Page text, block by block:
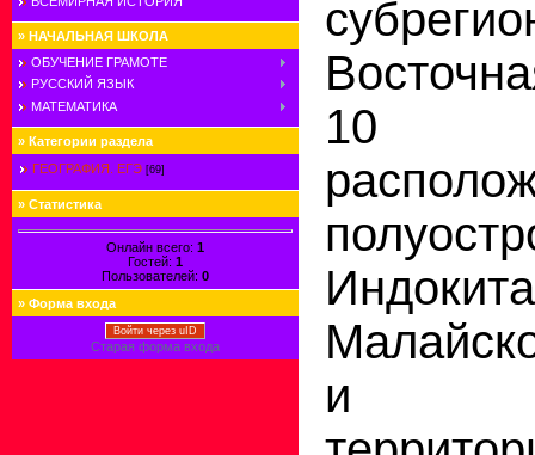
» НАЧАЛЬНАЯ ШКОЛА
ОБУЧЕНИЕ ГРАМОТЕ
РУССКИЙ ЯЗЫК
МАТЕМАТИКА
» Категории раздела
ГЕОГРАФИЯ. ЕГЭ [69]
» Статистика
Онлайн всего: 1
Гостей: 1
Пользователей: 0
» Форма входа
Войти через uID
Старая форма входа
10
и